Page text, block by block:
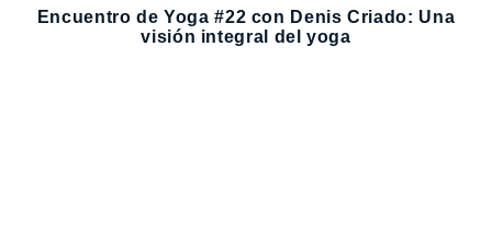
Encuentro de Yoga #22 con Denis Criado: Una
visión integral del yoga